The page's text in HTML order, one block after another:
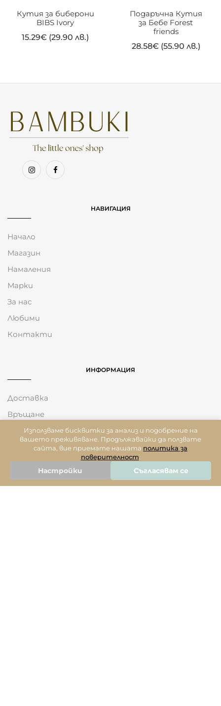
Кутия за биберони
BIBS Ivory
15.29€ (29.90 лв.)
Подаръчна Кутия
за Бебе Forest
friends
28.58€ (55.90 лв.)
НАВИГАЦИЯ
Начало
Магазин
Намаления
Марки
За нас
Любими
Контакти
ИНФОРМАЦИЯ
Доставка
Връщане
Общи Условия
Политика за Бисквитки
Политика На Поверителност
Използваме бисквитки за анализ и подобрение на
вашето преживяване. Продължавайки да ползвате
сайта, вие приемате нашата политика за
поверителност.
Настройки Съгласявам се